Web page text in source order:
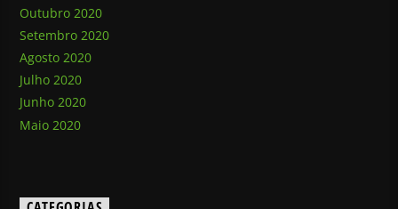
Outubro 2020
Setembro 2020
Agosto 2020
Julho 2020
Junho 2020
Maio 2020